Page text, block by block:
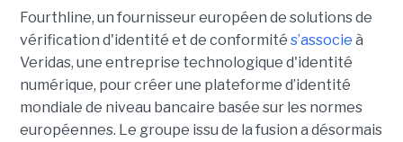
Fourthline, un fournisseur européen de solutions de
vérification d'identité et de conformité s’associe à
Veridas, une entreprise technologique d'identité
numérique, pour créer une plateforme d’identité
mondiale de niveau bancaire basée sur les normes
européennes. Le groupe issu de la fusion a désormais